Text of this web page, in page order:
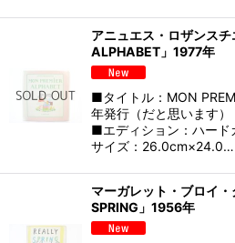
アニュエス・ロザンス
ALPHABET」1977年
■タイトル：MON
年発行（だと思います
■エディション：ハー
サイズ：26.0cm×24.0…
マーガレット・ブロイ
SPRING」1956年